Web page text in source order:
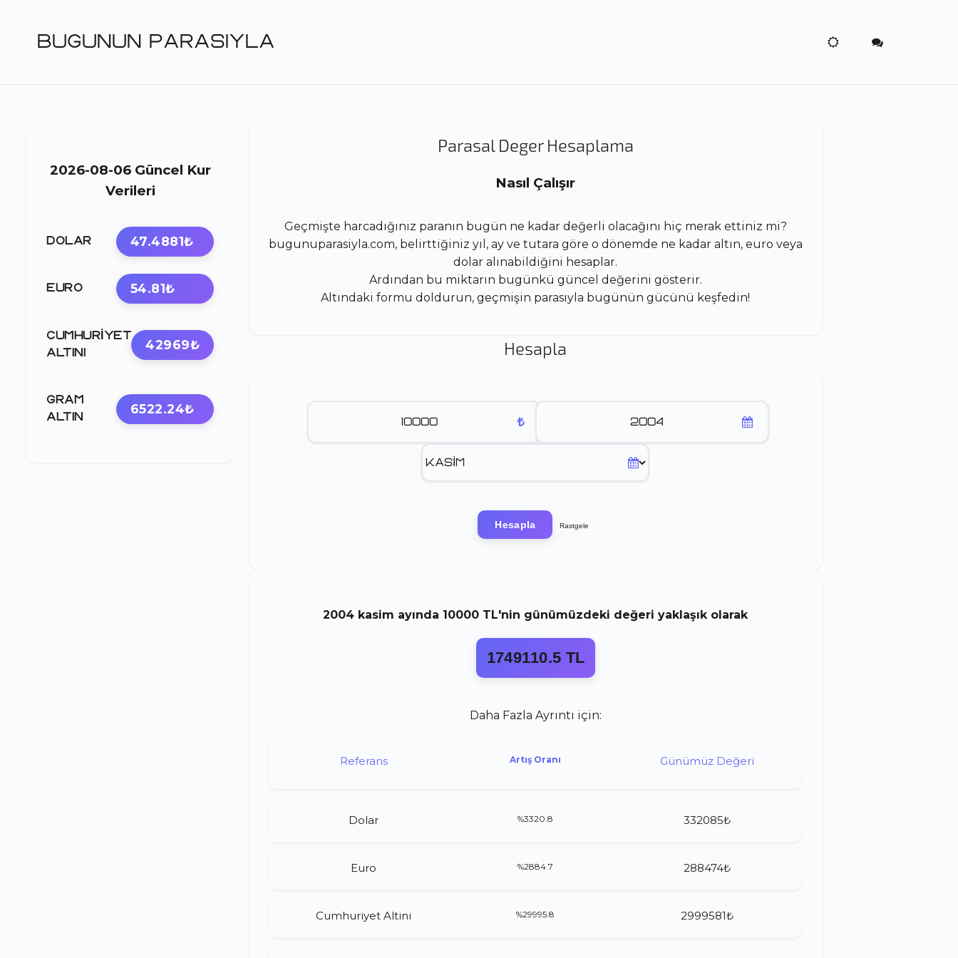
BUGUNUN PARASIYLA
2026-08-06 Güncel Kur
Verileri
DOLAR 47.4881₺
EURO 54.81₺
CUMHURIYET
ALTINI
42969₺
GRAM
ALTIN
6522.24₺
Parasal Deger Hesaplama
Nasıl Çalışır
Geçmişte harcadığınız paranın bugün ne kadar değerli olacağını hiç merak ettiniz mi?
bugunuparasiyla.com, belirttiğiniz yıl, ay ve tutara göre o dönemde ne kadar altın, euro veya
dolar alınabildiğini hesaplar.
Ardından bu miktarın bugünkü güncel değerini gösterir.
Altındaki formu doldurun, geçmişin parasıyla bugünün gücünü keşfedin!
Hesapla
Hesapla Rastgele
2004 kasim ayında 10000 TL'nin günümüzdeki değeri yaklaşık olarak
1749110.5 TL
Daha Fazla Ayrıntı için:
Referans Artış Oranı Günümüz Değeri
Dolar %3320.8 332085₺
Euro %2884.7 288474₺
Cumhuriyet Altini %29995.8 2999581₺